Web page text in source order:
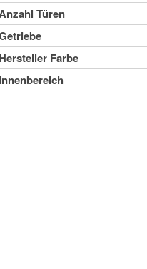
Türen
Hersteller Farbe
Innenbereich